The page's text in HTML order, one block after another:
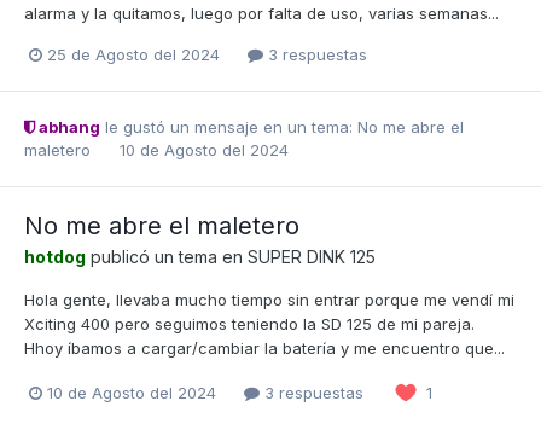
alarma y la quitamos, luego por falta de uso, varias semanas...
25 de Agosto del 2024 3 respuestas
abhang le gustó un mensaje en un tema: No me abre el
maletero
10 de Agosto del 2024
No me abre el maletero
hotdog publicó un tema en SUPER DINK 125
Hola gente, llevaba mucho tiempo sin entrar porque me vendí mi
Xciting 400 pero seguimos teniendo la SD 125 de mi pareja.
Hhoy íbamos a cargar/cambiar la batería y me encuentro que...
10 de Agosto del 2024 3 respuestas 1